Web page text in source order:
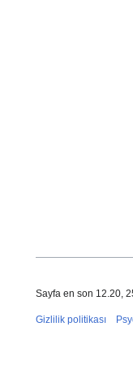
Sayfa en son 12.20,
Gizlilik politikası